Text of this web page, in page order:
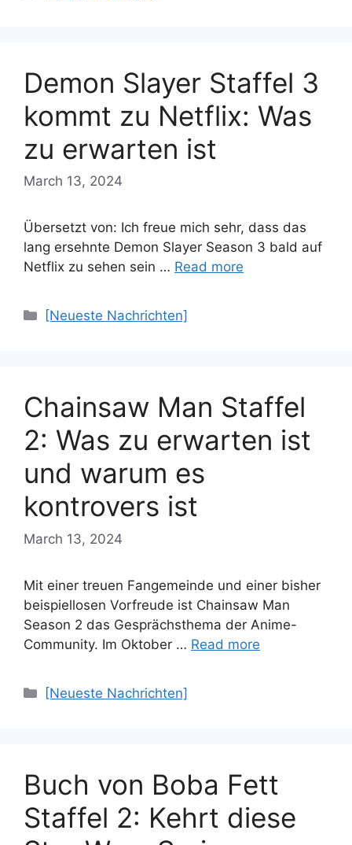
Demon Slayer Staffel 3
kommt zu Netflix: Was
zu erwarten ist
March 13, 2024
Übersetzt von: Ich freue mich sehr, dass das
lang ersehnte Demon Slayer Season 3 bald auf
Netflix zu sehen sein … Read more
Categories
[Neueste Nachrichten]
Chainsaw Man Staffel
2: Was zu erwarten ist
und warum es
kontrovers ist
March 13, 2024
Mit einer treuen Fangemeinde und einer bisher
beispiellosen Vorfreude ist Chainsaw Man
Season 2 das Gesprächsthema der Anime-
Community. Im Oktober … Read more
Categories
[Neueste Nachrichten]
Buch von Boba Fett
Staffel 2: Kehrt diese